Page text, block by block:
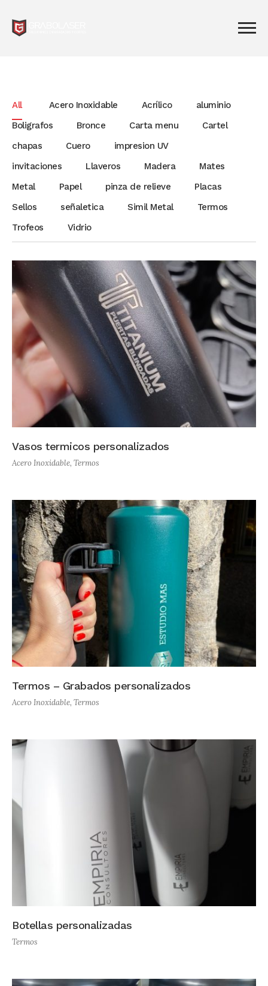
All Acero Inoxidable Acrílico
aluminio
Boligrafos
Bronce Carta menu
Cartel
chapas
Cuero
impresion UV
invitaciones
Llaveros Madera
Mates
Metal
Papel pinza de relieve
Placas
Sellos
señaletica Simil Metal
Termos
Trofeos
Vidrio
Vasos termicos personalizados
Acero Inoxidable, Termos
Termos – Grabados personalizados
Acero Inoxidable, Termos
Botellas personalizadas
Termos